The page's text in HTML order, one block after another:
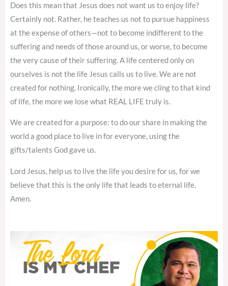
Does this mean that Jesus does not want us to enjoy life?
Certainly not. Rather, he teaches us not to pursue happiness
at the expense of others—not to become indifferent to the
suffering and needs of those around us, or worse, to become
the very cause of their suffering. A life centered only on
ourselves is not the life Jesus calls us to live. We are not
created for nothing. Ironically, the more we cling to that kind
of life, the more we lose what REAL LIFE truly is.
We are created for a purpose: to do our share in making the
world a good place to live in for everyone, using the
gifts/talents God gave us.
Lord Jesus, help us to live the life you desire for us, for we
believe that this is the only life that leads to eternal life.
Amen.